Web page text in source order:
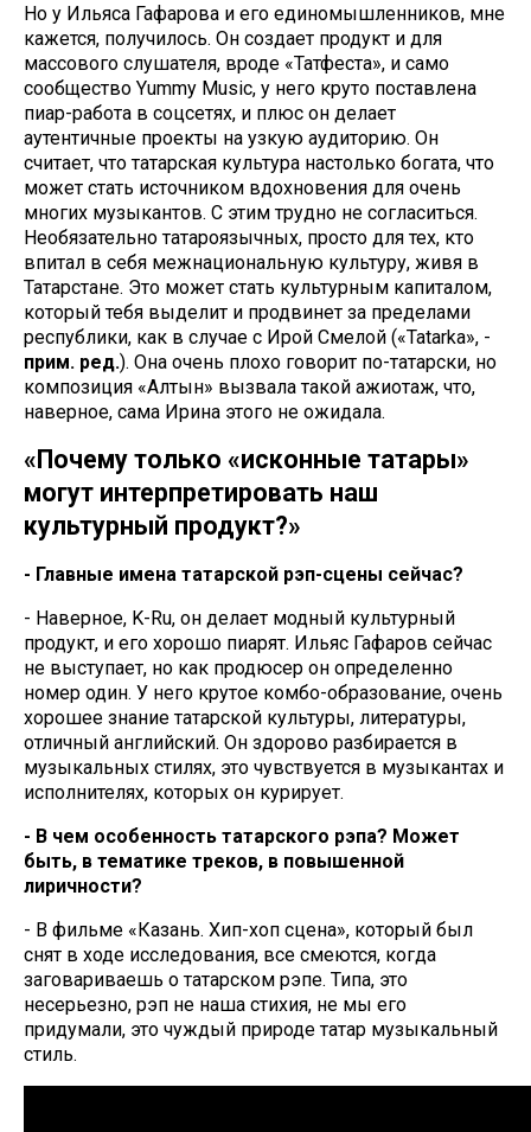
Но у Ильяса Гафарова и его единомышленников, мне
кажется, получилось. Он создает продукт и для
массового слушателя, вроде «Татфеста», и само
сообщество Yummy Music, у него круто поставлена
пиар-работа в соцсетях, и плюс он делает
аутентичные проекты на узкую аудиторию. Он
считает, что татарская культура настолько богата, что
может стать источником вдохновения для очень
многих музыкантов. С этим трудно не согласиться.
Необязательно татароязычных, просто для тех, кто
впитал в себя межнациональную культуру, живя в
Татарстане. Это может стать культурным капиталом,
который тебя выделит и продвинет за пределами
республики, как в случае с Ирой Смелой («Tatarka», -
прим. ред.). Она очень плохо говорит по-татарски, но
композиция «Алтын» вызвала такой ажиотаж, что,
наверное, сама Ирина этого не ожидала.
«Почему только «исконные татары»
могут интерпретировать наш
культурный продукт?»
- Главные имена татарской рэп-сцены сейчас?
- Наверное, K-Ru, он делает модный культурный
продукт, и его хорошо пиарят. Ильяс Гафаров сейчас
не выступает, но как продюсер он определенно
номер один. У него крутое комбо-образование, очень
хорошее знание татарской культуры, литературы,
отличный английский. Он здорово разбирается в
музыкальных стилях, это чувствуется в музыкантах и
исполнителях, которых он курирует.
- В чем особенность татарского рэпа? Может
быть, в тематике треков, в повышенной
лиричности?
- В фильме «Казань. Хип-хоп сцена», который был
снят в ходе исследования, все смеются, когда
заговариваешь о татарском рэпе. Типа, это
несерьезно, рэп не наша стихия, не мы его
придумали, это чуждый природе татар музыкальный
стиль.